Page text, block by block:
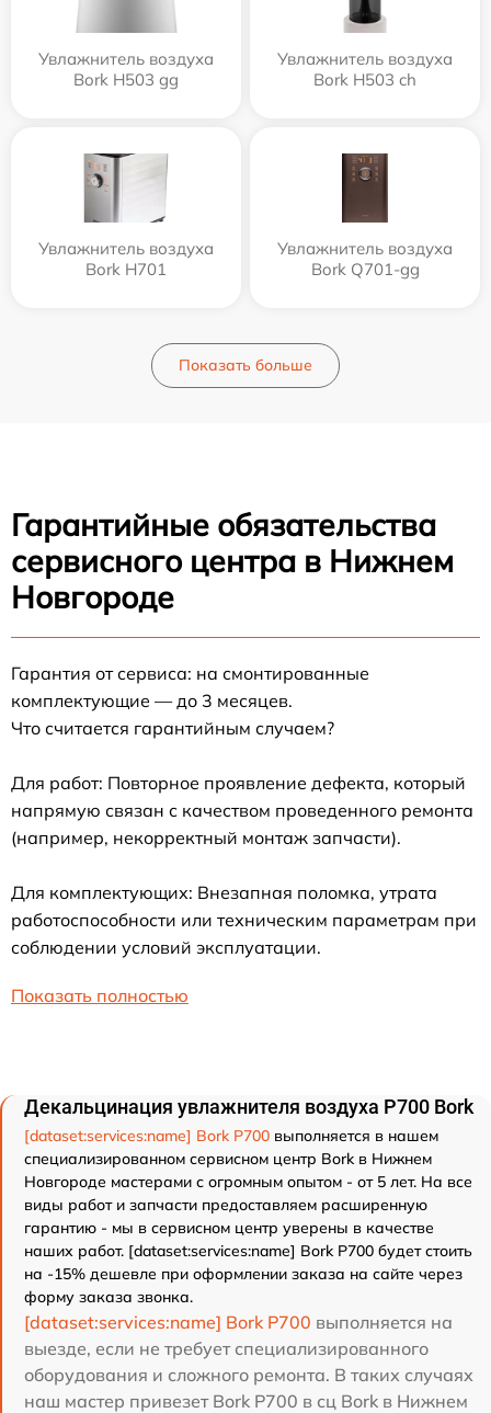
Увлажнитель воздуха
Bork H503 gg
Увлажнитель воздуха
Bork H503 ch
Увлажнитель воздуха
Bork H701
Увлажнитель воздуха
Bork Q701-gg
Показать больше
Гарантийные обязательства
сервисного центра в Нижнем
Новгороде
Гарантия от сервиса: на смонтированные
комплектующие — до 3 месяцев.
Что считается гарантийным случаем?
Для работ: Повторное проявление дефекта, который
напрямую связан с качеством проведенного ремонта
(например, некорректный монтаж запчасти).
Для комплектующих: Внезапная поломка, утрата
работоспособности или техническим параметрам при
соблюдении условий эксплуатации.
Показать полностью
Декальцинация увлажнителя воздуха P700 Bork
[dataset:services:name] Bork P700 выполняется в нашем
специализированном сервисном центр Bork в Нижнем
Новгороде мастерами с огромным опытом - от 5 лет. На все
виды работ и запчасти предоставляем расширенную
гарантию - мы в сервисном центр уверены в качестве
наших работ. [dataset:services:name] Bork P700 будет стоить
на -15% дешевле при оформлении заказа на сайте через
форму заказа звонка.
[dataset:services:name] Bork P700 выполняется на
выезде, если не требует специализированного
оборудования и сложного ремонта. В таких случаях
наш мастер привезет Bork P700 в сц Bork в Нижнем